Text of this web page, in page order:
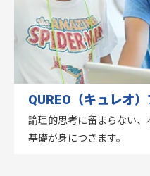
QUREO（キュレオ
論理的思考に留まらない
基礎が身につきます。